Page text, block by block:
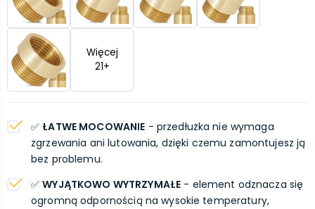
Więcej
21+
✅ ŁATWE MOCOWANIE - przedłużka nie wymaga
zgrzewania ani lutowania, dzięki czemu zamontujesz ją
bez problemu.
✅WYJĄTKOWO WYTRZYMAŁE - element odznacza się
ogromną odpornością na wysokie temperatury,